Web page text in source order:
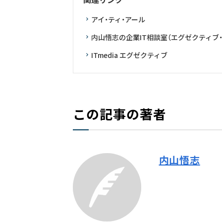
アイ・ティ・アール
内山悟志の企業IT相談室（エグゼクティブ
ITmedia エグゼクティブ
この記事の著者
内山悟志